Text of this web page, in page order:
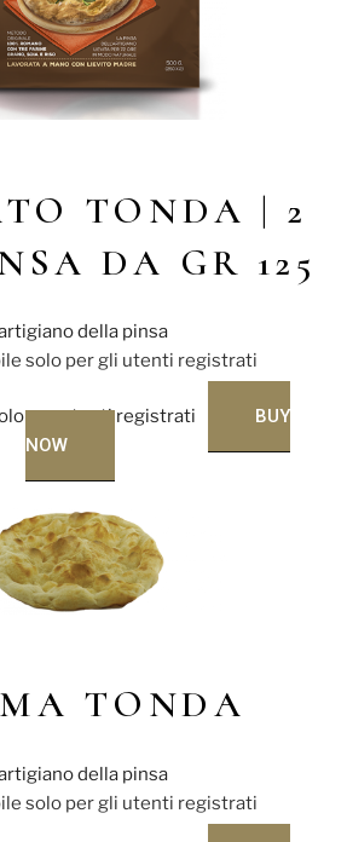
TONDA | 2
DA GR 125
della pinsa
solo per gli utenti registrati
per utenti registrati
BUY
NOW
TONDA
della pinsa
solo per gli utenti registrati